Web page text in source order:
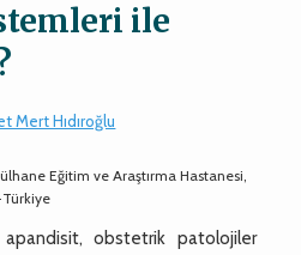
ile
Mert Hıdıroğlu
Eğitim ve Araştırma Hastanesi,
obstetrik patolojiler